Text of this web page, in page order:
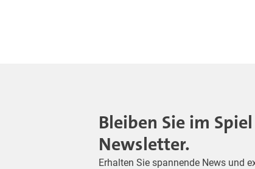
Bleiben Sie im
Newsletter.
Erhalten Sie spannende News und